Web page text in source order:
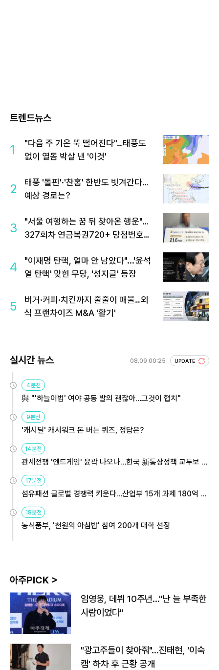
트렌드뉴스
1
"다음 주 기온 뚝 떨어진다"…태풍도
없이 열돔 박살 낸 '이것'
2
태풍 '돌핀'·'찬홈' 한반도 빗겨간다…
예상 경로는?
3
"서울 여행하는 꿈 뒤 찾아온 행운"…
327회차 연금복권720+ 당첨번호조
4
"이재명 탄핵, 얼마 안 남았다"...'윤석
열 탄핵' 맞힌 무당, '성지글' 등장
5
버거·커피·치킨까지 줄줄이 매물…외
식 프랜차이즈 M&A '활기'
실시간 뉴스 08.09 00:25 UPDATE
4분전
與 "'하늘이법' 여야 공동 발의 괜찮아…그것이 협치"
9분전
'캐시딜' 캐시워크 돈 버는 퀴즈, 정답은?
14분전
관세전쟁 '엔드게임' 윤곽 나오나…한국 新통상정책 교두보 활
용해야
17분전
섬유패션 글로벌 경쟁력 키운다…산업부 15개 과제 180억 지
원
18분전
농식품부, '천원의 아침밥' 참여 200개 대학 선정
아주PICK >
임영웅, 데뷔 10주년…"난 늘 부족한
사람이었다"
"광고주들이 찾아줘"…진태현, '이숙
캠' 하차 후 근황 공개